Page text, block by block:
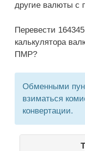
другие валюты
Перевести
калькулятора
ПМР?
Обменными
взиматься
конвертации.